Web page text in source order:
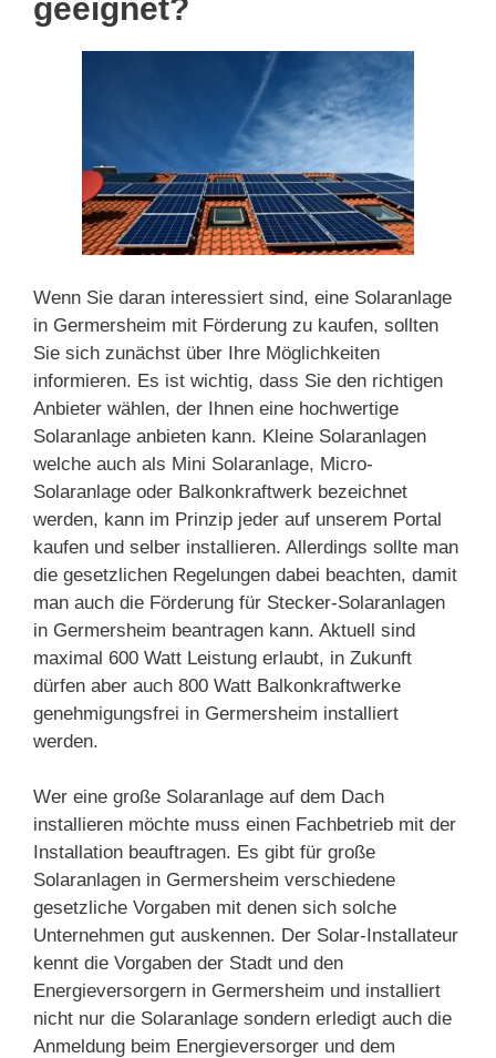
geeignet?
Wenn Sie daran interessiert sind, eine Solaranlage
in Germersheim mit Förderung zu kaufen, sollten
Sie sich zunächst über Ihre Möglichkeiten
informieren. Es ist wichtig, dass Sie den richtigen
Anbieter wählen, der Ihnen eine hochwertige
Solaranlage anbieten kann. Kleine Solaranlagen
welche auch als Mini Solaranlage, Micro-
Solaranlage oder Balkonkraftwerk bezeichnet
werden, kann im Prinzip jeder auf unserem Portal
kaufen und selber installieren. Allerdings sollte man
die gesetzlichen Regelungen dabei beachten, damit
man auch die Förderung für Stecker-Solaranlagen
in Germersheim beantragen kann. Aktuell sind
maximal 600 Watt Leistung erlaubt, in Zukunft
dürfen aber auch 800 Watt Balkonkraftwerke
genehmigungsfrei in Germersheim installiert
werden.
Wer eine große Solaranlage auf dem Dach
installieren möchte muss einen Fachbetrieb mit der
Installation beauftragen. Es gibt für große
Solaranlagen in Germersheim verschiedene
gesetzliche Vorgaben mit denen sich solche
Unternehmen gut auskennen. Der Solar-Installateur
kennt die Vorgaben der Stadt und den
Energieversorgern in Germersheim und installiert
nicht nur die Solaranlage sondern erledigt auch die
Anmeldung beim Energieversorger und dem